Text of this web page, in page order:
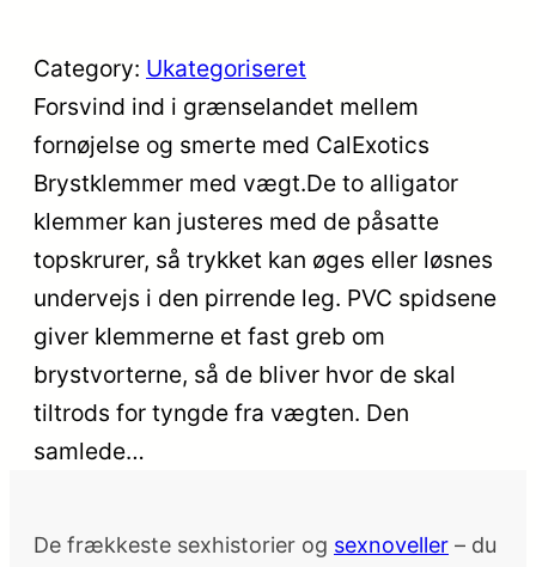
Category: Ukategoriseret
Forsvind ind i grænselandet mellem
fornøjelse og smerte med CalExotics
Brystklemmer med vægt.De to alligator
klemmer kan justeres med de påsatte
topskrurer, så trykket kan øges eller løsnes
undervejs i den pirrende leg. PVC spidsene
giver klemmerne et fast greb om
brystvorterne, så de bliver hvor de skal
tiltrods for tyngde fra vægten. Den
samlede…
De frækkeste sexhistorier og sexnoveller – du